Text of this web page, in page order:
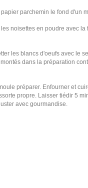
parchemin le fond d'un
noisettes en poudre avec
les blancs d'oeufs avec le
dans la préparation
préparer. Enfourner et
propre. Laisser tiédir 5
avec gourmandise.